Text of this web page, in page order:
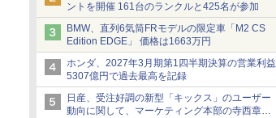
ントを開催 161台のランクルと425名が参加
BMW、直列6気筒FRモデルの限定車「M2 CS
Edition EDGE」 価格は1663万円
ホンダ、2027年3月期第1四半期決算の営業利益
5307億円で過去最高を記録
日産、受注好調の新型「キックス」のユーザー
動向に関して、マーケティング本部の寺西章氏